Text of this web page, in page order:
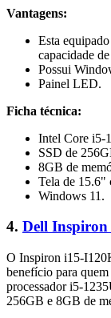
Vantagens:
Esta
capacidade
Possui
Painel LED.
Ficha técnica:
Intel Core i5-
SSD de
8GB de
Tela de 15.6"
Windows 11.
4. Dell
O Inspiron i15-
benefício para
processador i5-
256GB e 8GB de